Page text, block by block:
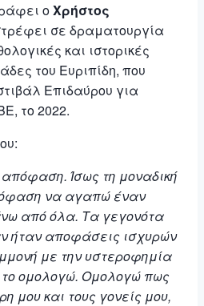
οΧρήστος
σε δραματουργία
και ιστορικές
του Ευριπίδη, που
Επιδαύρου για
το 2022.
Ίσως τη μοναδική
να αγαπώ έναν
από όλα. Τα γεγονότα
ήταν αποφάσεις ισχυρών
με την υστεροφημία
το ομολογώ. Ομολογώ πως
μου και τους γονείς μου,